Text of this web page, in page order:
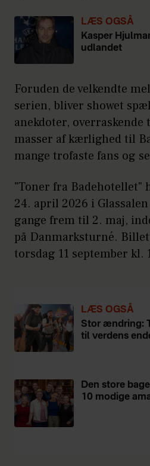
LÆS OGSÅ
Kasper
udlandet
Foruden de velkendte
serien, bliver showet
anekdoter,
masser af kærlighed til
mange trofaste fans og
"Toner fra Badehotellet"
24. april 2026 i
gange frem til 2. maj,
på Danmarksturné.
torsdag 11 september kl.
LÆS OGSÅ
Stor ændring:
til verdens
Den store
10 modige